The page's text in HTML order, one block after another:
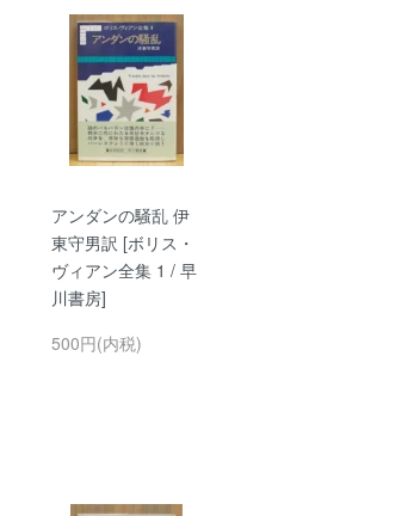
アンダンの騒乱 伊
東守男訳 [ボリス・
ヴィアン全集 1 / 早
川書房]
500円(内税)